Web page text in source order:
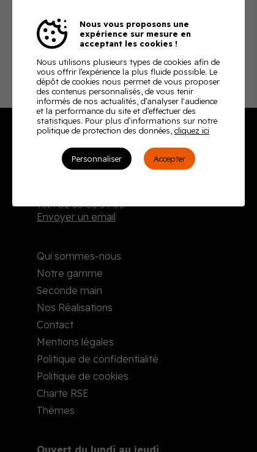
En ajoutant ce produit à votre panier, nous vous
enverrons un devis ajusté à votre besoin
Télécharger la fiche technique
Burodoc
Tél. : 02 35 08 59 50
Envoyer un email
Qui sommes-nous
Notre gamme
Seconde main
Nos Réalisations
Contact
Mentions légales
Politique de confidentialité
Politique de cookies
Charte RSE
Thèmes
Nous vous proposons une
expérience sur mesure en
acceptant les cookies !
Nous utilisons plusieurs types de cookies afin de
vous offrir l’expérience la plus fluide possible. Le
dépôt de cookies nous permet de vous proposer
des contenus personnalisés, de vous tenir
informés de nos actualités, d’analyser l'audience
et la performance du site et d’effectuer des
statistiques. Pour plus d’informations sur notre
politique de protection des données, cliquez ici
Personnaliser Accepter